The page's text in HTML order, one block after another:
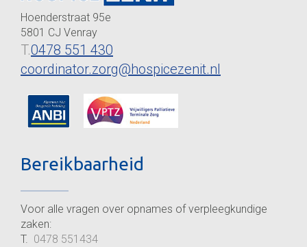
Hoenderstraat 95e
5801 CJ Venray
T.0478 551 430
coordinator.zorg@hospicezenit.nl
Bereikbaarheid
Voor alle vragen over opnames of verpleegkundige
zaken:
T. 0478 551434